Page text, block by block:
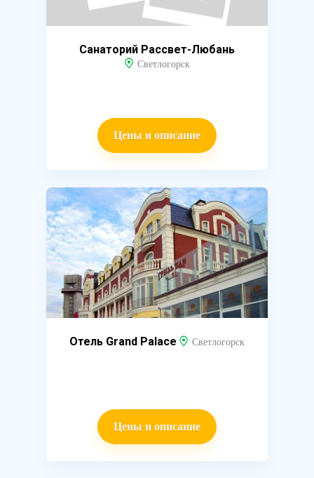
Санаторий Рассвет-Любань
Светлогорск
Цены и описание
Отель Grand Palace Светлогорск
Цены и описание